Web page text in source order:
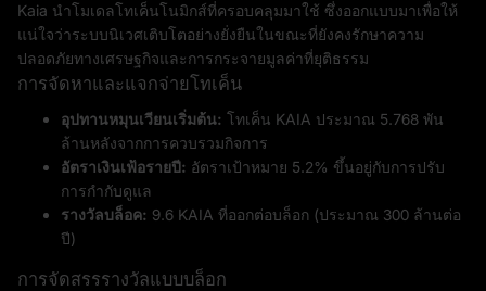
Kaia นำโมเดลโทเค็นโนมิกส์ที่ครอบคลุมมาใช้ ซึ่งออกแบบมาเพื่อให้
แน่ใจว่าระบบนิเวศเติบโตอย่างยั่งยืนในขณะที่ยังคงรักษาความ
ปลอดภัยทางเศรษฐกิจและการกระจายมูลค่าที่ยุติธรรม
การจัดหาและแจกจ่ายโทเค็น
อุปทานหมุนเวียนเริ่มต้น: โทเค็น KAIA ประมาณ 5.768 พัน
ล้านหลังจากการควบรวมกิจการ
อัตราเงินเฟ้อรายปี: อัตราเป้าหมาย 5.2% ขึ้นอยู่กับการปรับ
การกำกับดูแล
รางวัลบล็อค: 9.6 KAIA ที่ออกต่อบล็อก (ประมาณ 300 ล้านต่อ
ปี)
การจัดสรรรางวัลแบบบล็อก